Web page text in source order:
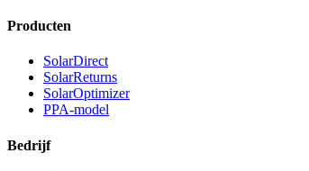
Producten
SolarDirect
SolarReturns
SolarOptimizer
PPA-model
Bedrijf